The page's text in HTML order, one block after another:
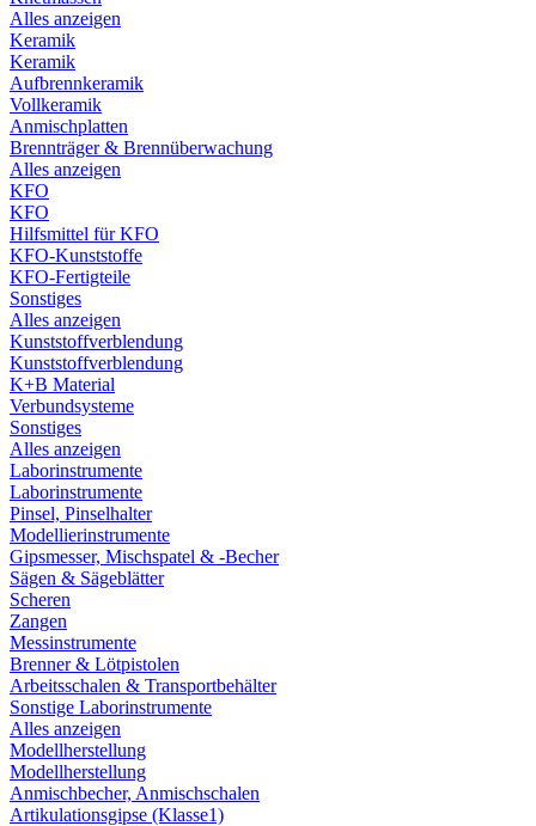
Alles anzeigen
Keramik
Keramik
Aufbrennkeramik
Vollkeramik
Anmischplatten
Brennträger & Brennüberwachung
Alles anzeigen
KFO
KFO
Hilfsmittel für KFO
KFO-Kunststoffe
KFO-Fertigteile
Sonstiges
Alles anzeigen
Kunststoffverblendung
Kunststoffverblendung
K+B Material
Verbundsysteme
Sonstiges
Alles anzeigen
Laborinstrumente
Laborinstrumente
Pinsel, Pinselhalter
Modellierinstrumente
Gipsmesser, Mischspatel & -Becher
Sägen & Sägeblätter
Scheren
Zangen
Messinstrumente
Brenner & Lötpistolen
Arbeitsschalen & Transportbehälter
Sonstige Laborinstrumente
Alles anzeigen
Modellherstellung
Modellherstellung
Anmischbecher, Anmischschalen
Artikulationsgipse (Klasse1)